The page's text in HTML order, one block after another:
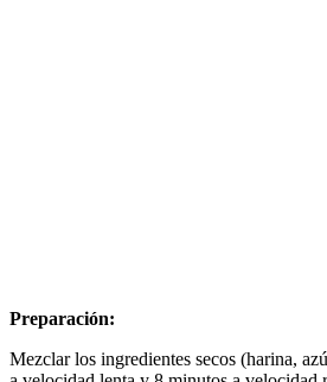
Preparación:
Mezclar los ingredientes secos (harina,